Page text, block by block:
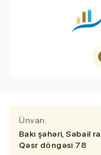
Ünvan:
Bakı şəhəri, Səbail
Qəsr döngəsi 78